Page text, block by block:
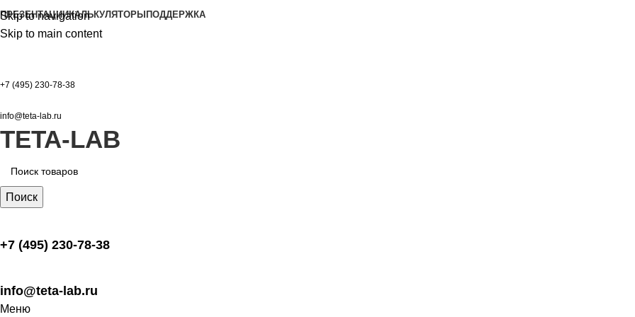
Skip to navigation
Skip to main content
ПРЕЗЕНТАЦИИКАЛЬКУЛЯТОРЫ ПОДДЕРЖКА
+7 (495) 230-78-38
info@teta-lab.ru
TETA-LAB
Поиск
+7 (495) 230-78-38
info@teta-lab.ru
Меню